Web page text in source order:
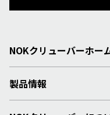
NOKクリューバーホー
製品情報